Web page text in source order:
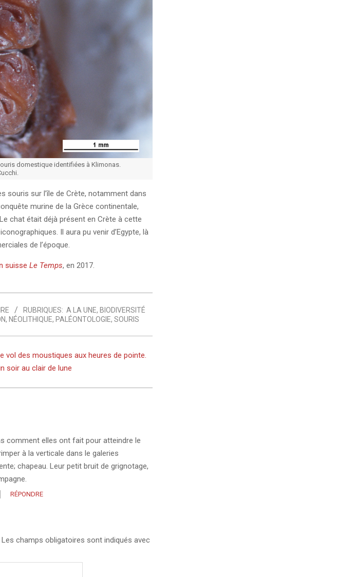
domestique identifiées à Klimonas.
souris sur l’île de Crète, notamment dans
murine de la Grèce continentale,
chat était déjà présent en Crète à cette
Il aura pu venir d’Egypte, là
de l’époque.
suisse Le Temps, en 2017.
RUBRIQUES: A LA UNE, BIODIVERSITÉ
, NÉOLITHIQUE, PALÉONTOLOGIE, SOURIS
vol des moustiques aux heures de pointe.
soir au clair de lune
comment elles ont fait pour atteindre le
à la verticale dans le galeries
chapeau. Leur petit bruit de grignotage,
RÉPONDRE
Les champs obligatoires sont indiqués avec